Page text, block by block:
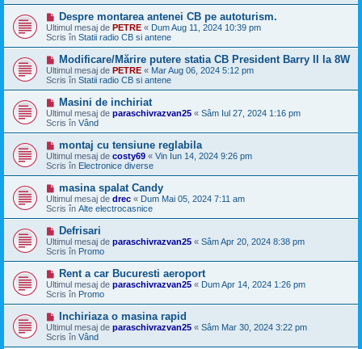
n
o
u
M
e
s
a
n
o
u
Despre montarea antenei CB pe autoturism.
Ultimul mesaj de PETRE « Dum Aug 11, 2024 10:39 pm
Scris în Statii radio CB si antene
M
e
s
a
n
o
u
Modificare/Mărire putere statia CB President Barry II la 8W
Ultimul mesaj de PETRE « Mar Aug 06, 2024 5:12 pm
Scris în Statii radio CB si antene
M
e
s
a
n
o
u
Masini de inchiriat
Ultimul mesaj de paraschivrazvan25 « Sâm Iul 27, 2024 1:16 pm
Scris în Vând
M
e
s
a
n
o
u
montaj cu tensiune reglabila
Ultimul mesaj de costy69 « Vin Iun 14, 2024 9:26 pm
Scris în Electronice diverse
M
e
s
a
n
o
u
masina spalat Candy
Ultimul mesaj de drec « Dum Mai 05, 2024 7:11 am
Scris în Alte electrocasnice
M
e
s
a
n
o
u
Defrisari
Ultimul mesaj de paraschivrazvan25 « Sâm Apr 20, 2024 8:38 pm
Scris în Promo
M
e
s
a
n
o
u
Rent a car Bucuresti aeroport
Ultimul mesaj de paraschivrazvan25 « Dum Apr 14, 2024 1:26 pm
Scris în Promo
M
e
s
a
Inchiriaza o masina rapid
Ultimul mesaj de paraschivrazvan25 « Sâm Mar 30, 2024 3:22 pm
Scris în Vând